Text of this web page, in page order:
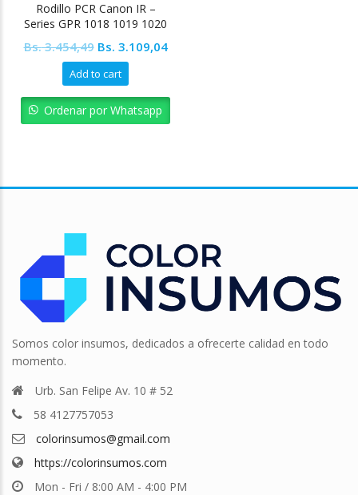
Rodillo PCR Canon IR –
Series GPR 1018 1019 1020
Bs.3.454,49 Original
price
was:
Bs. 3.454,49.
Bs. 3.109,04Current
Bs. 3.109,04.
Add to cart
Ordenar por Whatsapp
Somos color insumos, dedicados a ofrecerte calidad en todo
momento.
Urb. San Felipe Av. 10 # 52
58 4127757053
colorinsumos@gmail.com
https://colorinsumos.com
Mon - Fri / 8:00 AM - 4:00 PM